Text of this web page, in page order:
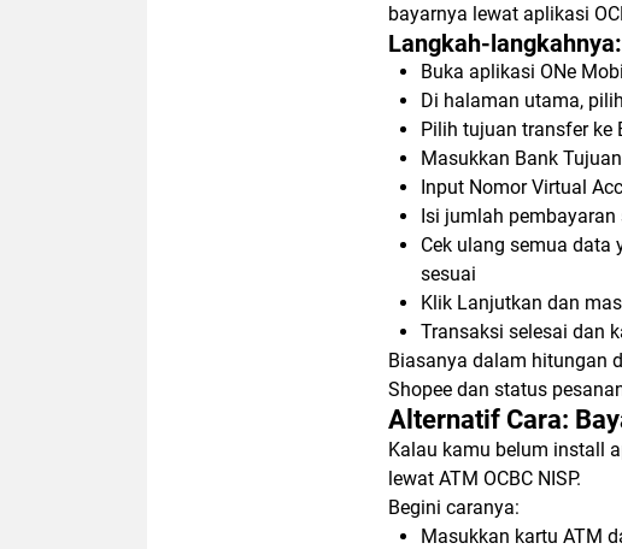
bayarnya lewat aplikasi
Langkah-langkahnya:
Buka aplikasi ONe
Di halaman utama,
Pilih tujuan transfer ke
Masukkan Bank
Input Nomor Virtual
Isi jumlah
Cek ulang semua
sesuai
Klik Lanjutkan dan
Transaksi selesai dan
Biasanya dalam hitungan
Shopee dan status
Alternatif Cara:
Kalau kamu belum install
lewat ATM OCBC NISP.
Begini caranya:
Masukkan kartu ATM